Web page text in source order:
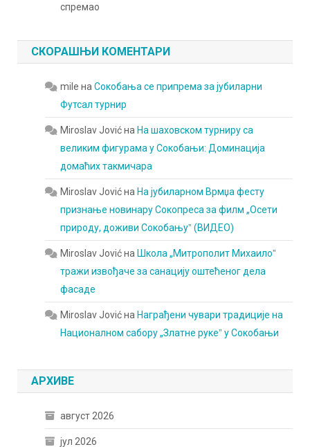
спремао
СКОРАШЊИ КОМЕНТАРИ
mile наСокобања се припрема за јубиларни
Футсал турнир
Miroslav Jovićна На шаховском турниру са
великим фигурама у Сокобањи: Доминација
домаћих такмичара
Miroslav Jovićна На јубиларном Врмџа фесту
признање новинару Сокопреса за филм „Осети
природу, доживи Сокобањуˮ (ВИДЕО)
Miroslav Jovićна Школа „Митрополит Михаилоˮ
тражи извођаче за санацију оштећеног дела
фасаде
Miroslav Jovićна Награђени чувари традиције на
Националном сабору „Златне рукеˮ у Сокобањи
АРХИВЕ
август 2026
јул 2026